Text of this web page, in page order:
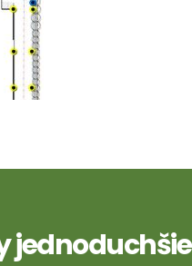
jednoduchšie